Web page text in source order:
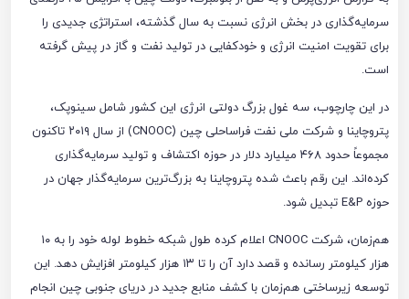
سرمایه‌گذاری در بخش انرژی نسبت به سال گذشته، استراتژی جدیدی را
برای تقویت امنیت انرژی و خودکفایی در تولید نفت و گاز در پیش گرفته
است.
در این چارچوب، سه غول بزرگ دولتی انرژی این کشور شامل سینوپک،
پتروچاینا و شرکت ملی نفت فراساحلی چین (CNOOC) از سال ۲۰۱۹ تاکنون
مجموعاً حدود ۴۶۸ میلیارد دلار در حوزه اکتشاف و تولید سرمایه‌گذاری
کرده‌اند. این رقم باعث شده پتروچاینا به بزرگ‌ترین سرمایه‌گذار جهان در
حوزه E&P تبدیل شود.
هم‌زمان، شرکت CNOOC اعلام کرده طول شبکه خطوط لوله خود را به ۱۰
هزار کیلومتر رسانده و قصد دارد آن را تا ۱۳ هزار کیلومتر افزایش دهد. این
توسعه زیرساختی هم‌زمان با کشف منابع جدید در دریای جنوبی چین انجام